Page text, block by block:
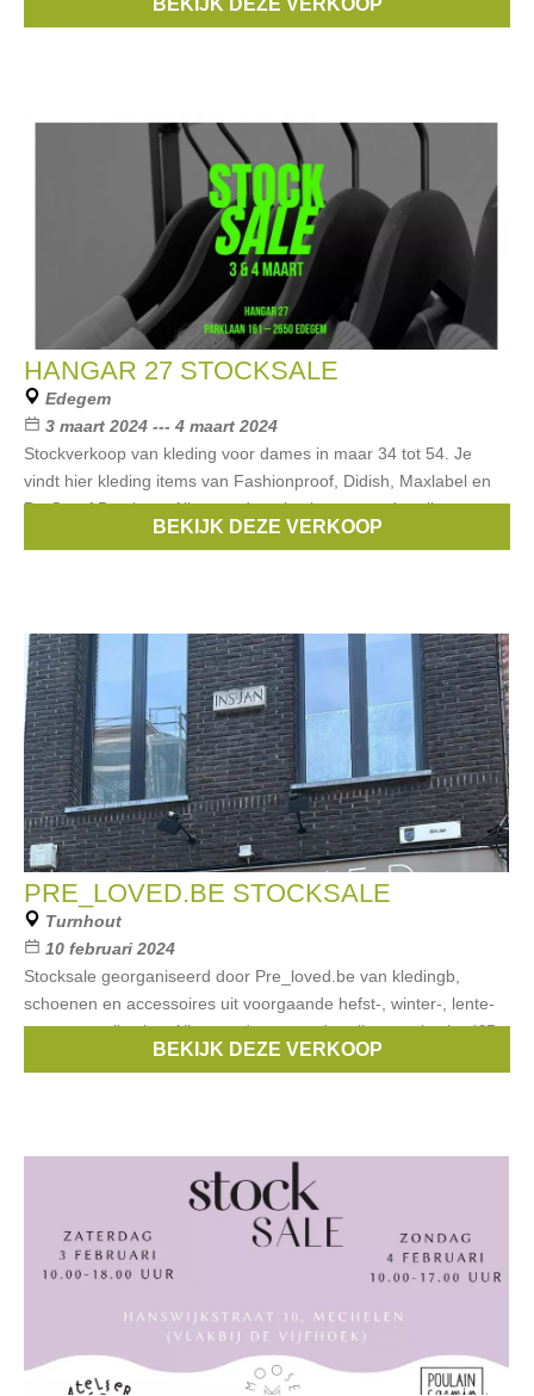
HedgrenBEKIJK DEZE VERKOOP
HANGAR 27 STOCKSALE
Edegem
3 maart 2024 --- 4 maart 2024
Stockverkoop van kleding voor dames in maar 34 tot 54. Je
vindt hier kleding items van Fashionproof, Didish, Maxlabel en
De Greef Boutique. Alles wordt verkocht aan ronde prijzen van
€5 tot €70. BetalenBEKIJK DEZE VERKOOP
PRE_LOVED.BE STOCKSALE
Turnhout
10 februari 2024
Stocksale georganiseerd door Pre_loved.be van kledingb,
schoenen en accessoires uit voorgaande hefst-, winter-, lente-
en zomercollecties. Alles wordt aan ronde prijzen verkocht. (€5,
BEKIJK DEZE VERKOOP